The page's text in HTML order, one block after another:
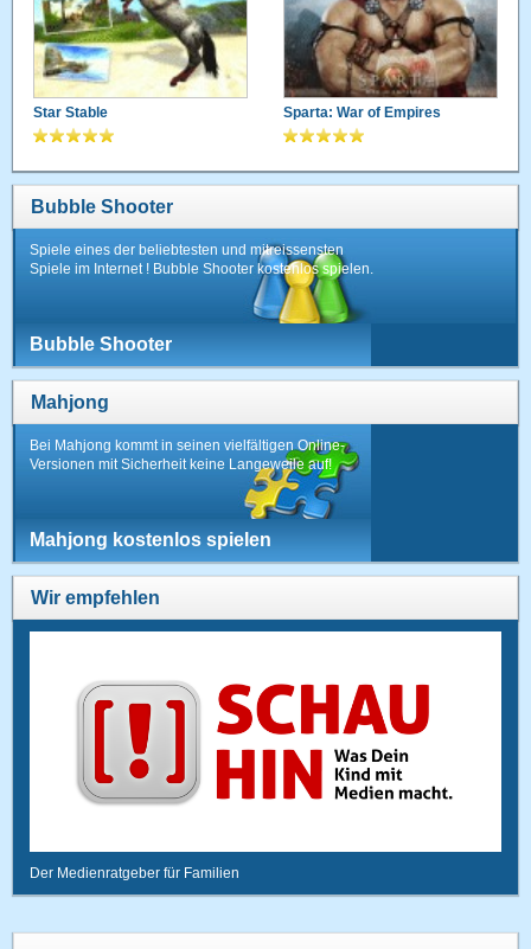
Star Stable Sparta: War of Empires
Bubble Shooter
Spiele eines der beliebtesten und mitreissensten
Spiele im Internet ! Bubble Shooter kostenlos spielen.
Bubble Shooter
Mahjong
Bei Mahjong kommt in seinen vielfältigen Online-
Versionen mit Sicherheit keine Langeweile auf!
Mahjong kostenlos spielen
Wir empfehlen
Der Medienratgeber für Familien